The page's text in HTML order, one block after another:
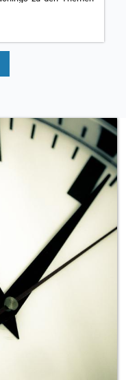
Alle weiteren